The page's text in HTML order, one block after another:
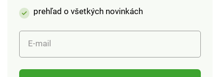
prehľad o všetkých novinkách
E-mail